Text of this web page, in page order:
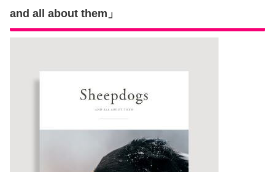
and all about them」